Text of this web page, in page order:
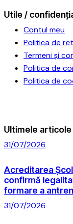
Utile /
Contul meu
Politica de
Termeni și
Politica de
Politica de
Ultimele articole
31/07/2026
Acreditarea
confirmă
formare a
31/07/2026